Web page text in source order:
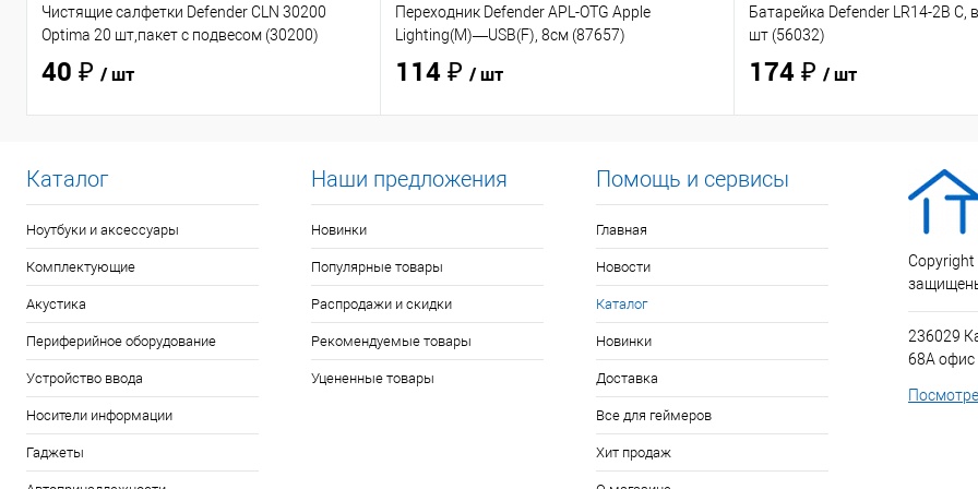
Чистящие салфетки Defender CLN 30200
Optima 20 шт,пакет с подвесом (30200)
40 ₽ / шт
Переходник Defender APL-OTG Apple
Lighting(M)—USB(F), 8см (87657)
114 ₽ / шт
Батарейка Defender LR14-2B C,
шт (56032)
174 ₽ / шт
Каталог
Ноутбуки и аксессуары
Комплектующие
Акустика
Периферийное оборудование
Устройство ввода
Носители информации
Гаджеты
Наши предложения
Новинки
Популярные товары
Распродажи и скидки
Рекомендуемые товары
Уцененные товары
Помощь и сервисы
Главная
Новости
Каталог
Новинки
Доставка
Все для геймеров
Хит продаж
Copyright
236029
68А офис